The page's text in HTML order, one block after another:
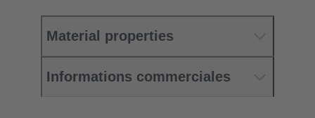
Material properties
Informations commerciales